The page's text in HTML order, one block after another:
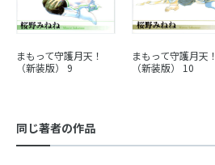
まもって守護月天！
（新装版） 9
まもって守護月天！
（新装版） 10
同じ著者の作品